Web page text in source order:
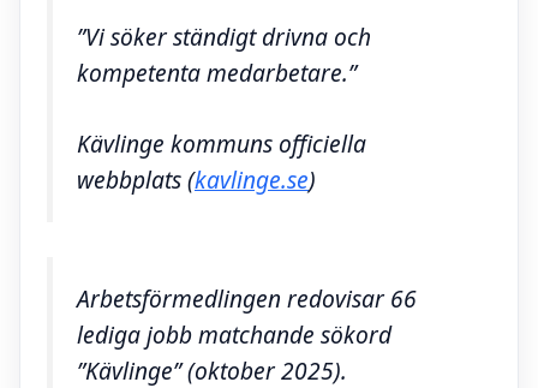
”Vi söker ständigt drivna och
kompetenta medarbetare.”
Kävlinge kommuns officiella
webbplats (kavlinge.se)
Arbetsförmedlingen redovisar 66
lediga jobb matchande sökord
”Kävlinge” (oktober 2025).